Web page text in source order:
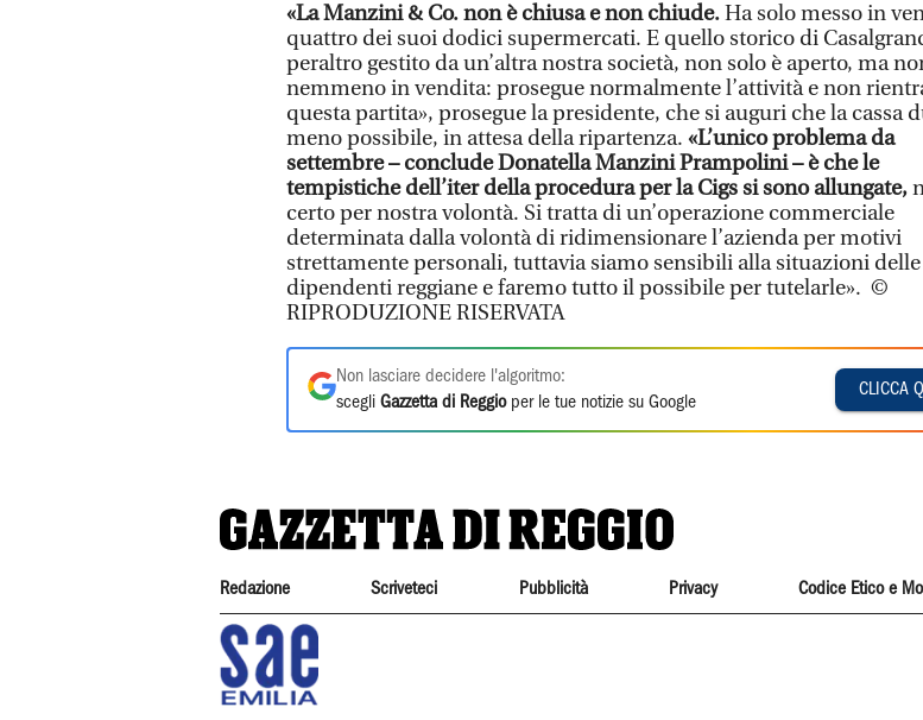
«La Manzini & Co. non è chiusa e non chiude.Ha solo messo in
quattro dei suoi dodici supermercati. E quello storico di
peraltro gestito da un’altra nostra società, non solo è aperto, ma
nemmeno in vendita: prosegue normalmente l’attività e non
questa partita», prosegue la presidente, che si auguri che la cassa
meno possibile, in attesa della ripartenza. «L’unico problema da
settembre – conclude Donatella Manzini Prampolini – è che le
tempistiche dell’iter della procedura per la Cigs si sono allungate,
certo per nostra volontà. Si tratta di un’operazione commerciale
determinata dalla volontà di ridimensionare l’azienda per motivi
strettamente personali, tuttavia siamo sensibili alla situazioni delle
dipendenti reggiane e faremo tutto il possibile per tutelarle». ©
RIPRODUZIONE RISERVATA
Non lasciare decidere l'algoritmo:
scegli Gazzetta di Reggioper le tue notizie su Google
CLICCA
Redazione Scriveteci Pubblicità Privacy Codice Etico e